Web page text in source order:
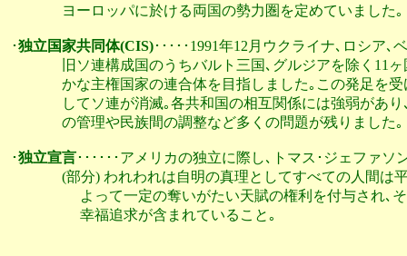
               ヨーロッパに於ける両国の勢力圏を定めていました｡
･独立国家共同体(CIS)･････1991年12月ウクライナ､ロシア
旧ソ連構成国のうちバルト三国､グルジアを除く
かな主権国家の連合体を目指しました｡この発足
してソ連が消滅｡各共和国の相互関係には強弱が
               の管理や民族間の調整など多くの問題が残りました｡
･独立宣言･･････アメリカの独立に際し､トマス･ジェファ
(部分) われわれは自明の真理としてすべての人間
よって一定の奪いがたい天賦の権利を付与さ
                    幸福追求が含まれていること｡